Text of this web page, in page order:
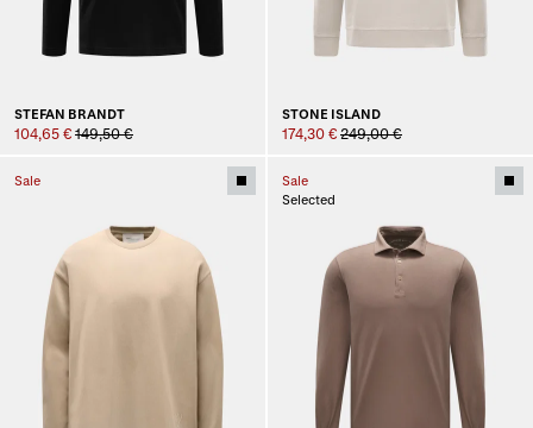
STEFAN BRANDT
104,65 € 149,50 €
STONE ISLAND
174,30 € 249,00 €
Sale
Sale
Selected